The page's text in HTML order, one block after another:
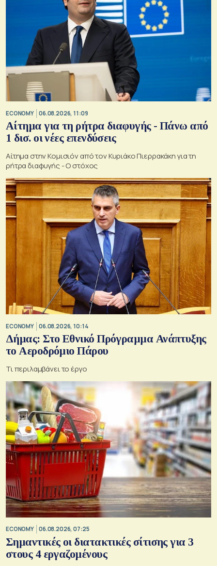
ECONOMY 06.08.2026, 11:09
Αίτημα για τη ρήτρα διαφυγής - Πάνω από
1 δισ. οι νέες επενδύσεις
Αίτημα στην Κομισιόν από τον Κυριάκο Πιερρακάκη για τη
ρήτρα διαφυγής - Ο στόχος
ECONOMY 06.08.2026, 10:14
Δήμας: Στο Εθνικό Πρόγραμμα Ανάπτυξης
το Αεροδρόμιο Πάρου
Τι περιλαμβάνει το έργο
ECONOMY 06.08.2026, 07:25
Σημαντικές οι διατακτικές σίτισης για 3
στους 4 εργαζομένους